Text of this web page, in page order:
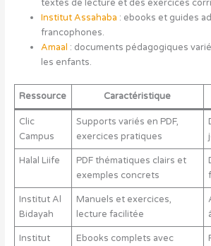
textes de lecture et des exercices
Institut Assahaba : ebooks et guides
francophones.
Amaal : documents pédagogiques
les enfants.
Ressource Caractéristique
Clic
Campus
Supports variés en PDF,
exercices pratiques
Halal Liife
PDF thématiques clairs et
exemples concrets
Institut Al
Bidayah
Manuels et exercices,
lecture facilitée
Institut
Ebooks complets avec